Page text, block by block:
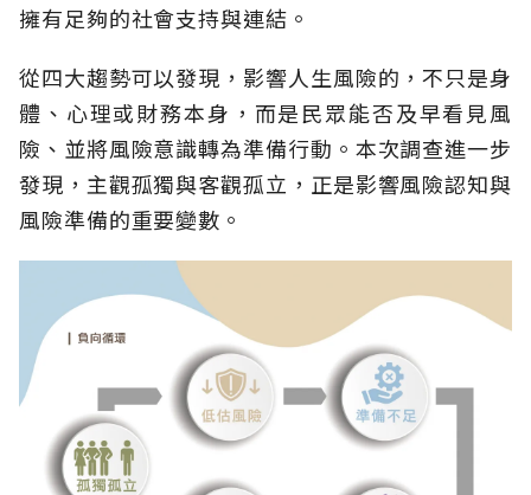
擁有足夠的社會支持與連結。
從四大趨勢可以發現，影響人生風險的，不只是身
體、心理或財務本身，而是民眾能否及早看見風
險、並將風險意識轉為準備行動。本次調查進一步
發現，主觀孤獨與客觀孤立，正是影響風險認知與
風險準備的重要變數。